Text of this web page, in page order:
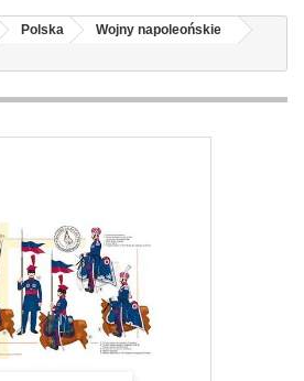
Polska
Wojny napoleońskie